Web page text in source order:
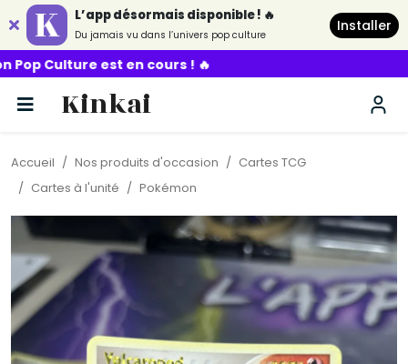
L’app désormais disponible ! 🔥
Du jamais vu dans l’univers pop culture
Installer
en cours ! 🔥
Kinkai
Accueil Nos produits d'occasion
Cartes TCG
Cartes à l'unité
Pokémon